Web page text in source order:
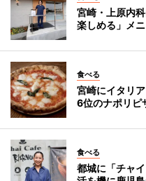
宮崎・上原内
楽しめる」メ
食べる
宮崎にイタリ
6位のナポリピ
食べる
都城に「チャ